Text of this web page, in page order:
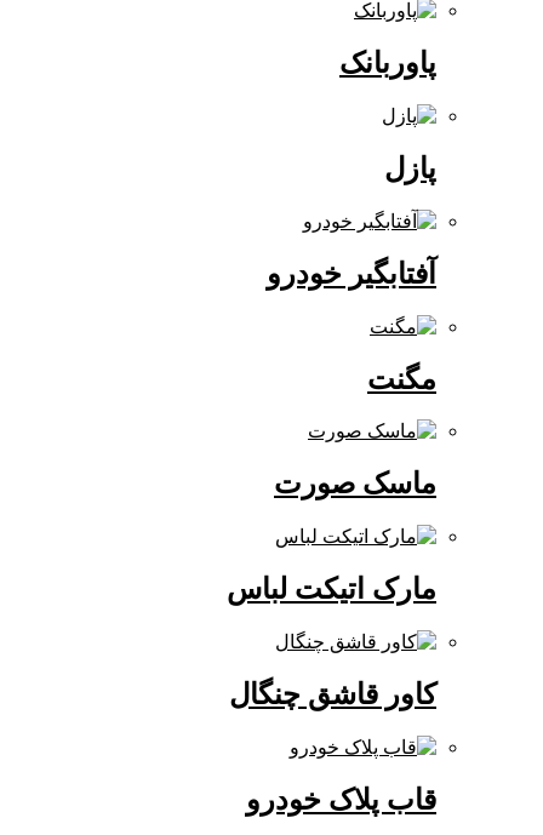
آفتابگیر خودرو
ماسک صورت
مارک اتیکت لباس
کاور قاشق چنگال
قاب پلاک خودرو